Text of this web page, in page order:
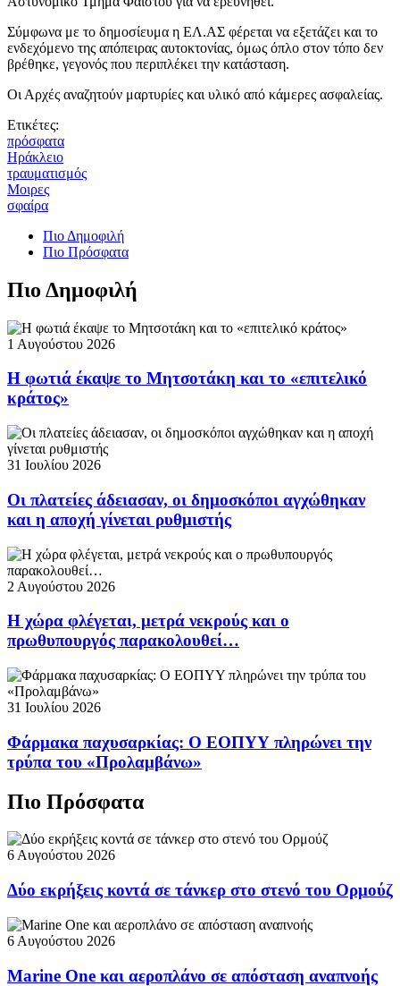
Σύμφωνα με το δημοσίευμα η ΕΛ.ΑΣ φέρεται να εξετάζει και το
ενδεχόμενο της απόπειρας αυτοκτονίας, όμως όπλο στον τόπο δεν
βρέθηκε, γεγονός που περιπλέκει την κατάσταση.
Οι Αρχές αναζητούν μαρτυρίες και υλικό από κάμερες ασφαλείας.
Ετικέτες:
πρόσφατα
Ηράκλειο
τραυματισμός
Μοιρες
σφαίρα
Πιο Δημοφιλή
Πιο Πρόσφατα
Πιο Δημοφιλή
1 Αυγούστου 2026
Η φωτιά έκαψε το Μητσοτάκη και το «επιτελικό
κράτος»
31 Ιουλίου 2026
Οι πλατείες άδειασαν, οι δημοσκόποι αγχώθηκαν
και η αποχή γίνεται ρυθμιστής
2 Αυγούστου 2026
Η χώρα φλέγεται, μετρά νεκρούς και ο
πρωθυπουργός παρακολουθεί…
31 Ιουλίου 2026
Φάρμακα παχυσαρκίας: Ο ΕΟΠΥΥ πληρώνει την
τρύπα του «Προλαμβάνω»
Πιο Πρόσφατα
6 Αυγούστου 2026
Δύο εκρήξεις κοντά σε τάνκερ στο στενό του Ορμούζ
6 Αυγούστου 2026
Marine One και αεροπλάνο σε απόσταση αναπνοής